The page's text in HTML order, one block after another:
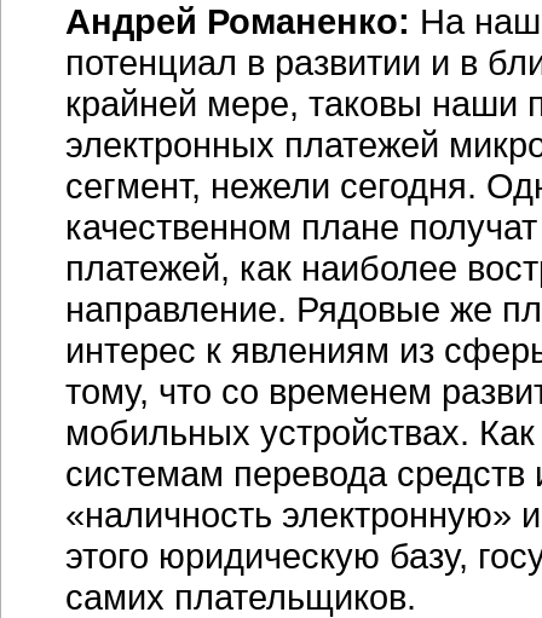
Андрей Романенко: На наш
потенциал в развитии и в
крайней мере, таковы наши
электронных платежей
сегмент, нежели сегодня.
качественном плане
платежей, как наиболее
направление. Рядовые же
интерес к явлениям из
тому, что со временем
мобильных устройствах.
системам перевода
«наличность электронную»
этого юридическую базу,
самих плательщиков.